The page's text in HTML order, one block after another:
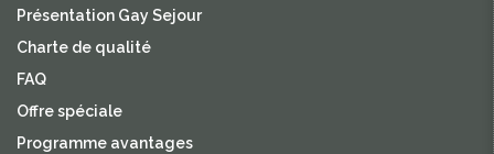
Présentation Gay Sejour
Charte de qualité
FAQ
Offre spéciale
Programme avantages